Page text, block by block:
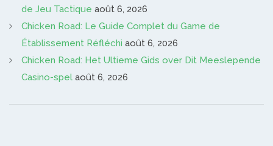
de Jeu Tactique août 6, 2026
Chicken Road: Le Guide Complet du Game de
Établissement Réfléchi août 6, 2026
Chicken Road: Het Ultieme Gids over Dit Meeslepende
Casino-spel août 6, 2026